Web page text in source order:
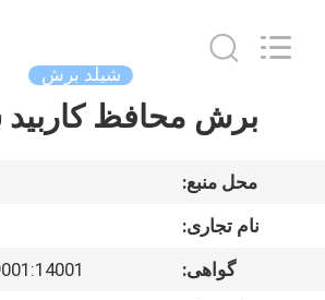
محصولات
Carbide
شیلد برش
برش محافظ کاربید
محل منبع:
نام تجاری:
گواهی: